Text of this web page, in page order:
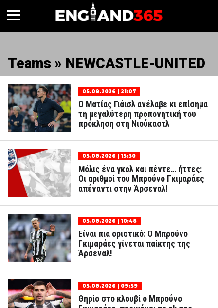
Teams » NEWCASTLE-UNITED
05.08.2026 | 21:07
Ο Ματίας Γιάισλ ανέλαβε κι επίσημα
τη μεγαλύτερη προπονητική του
πρόκληση στη Νιούκαστλ
05.08.2026 | 15:30
Μόλις ένα γκολ και πέντε… ήττες:
Οι αριθμοί του Μπρούνο Γκιμαράες
απέναντι στην Άρσεναλ!
05.08.2026 | 10:48
Είναι πια οριστικό: Ο Μπρούνο
Γκιμαράες γίνεται παίκτης της
Άρσεναλ!
05.08.2026 | 09:59
Θηρίο στο κλουβί ο Μπρούνο